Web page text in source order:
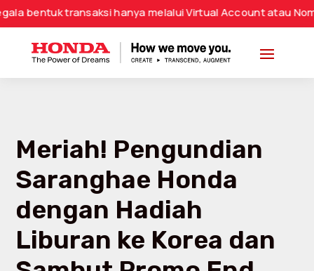
hanya melalui Virtual Account atau Nomor
Meriah! Pengundian
Saranghae Honda
dengan Hadiah
Liburan ke Korea dan